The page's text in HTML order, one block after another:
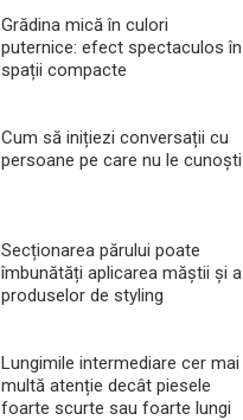
Grădina mică în culori
puternice: efect spectaculos în
spații compacte
Cum să inițiezi conversații cu
persoane pe care nu le cunoști
Secționarea părului poate
îmbunătăți aplicarea măștii și a
produselor de styling
Lungimile intermediare cer mai
multă atenție decât piesele
foarte scurte sau foarte lungi